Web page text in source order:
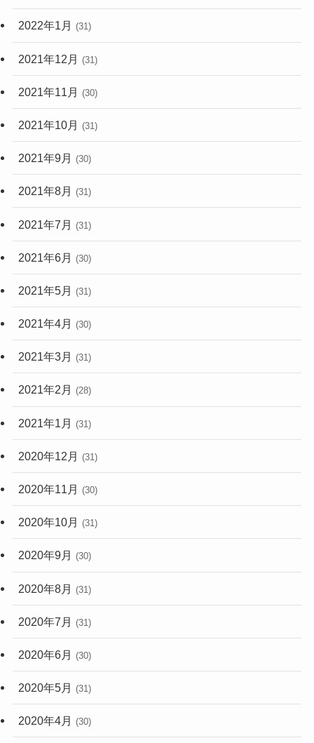
2022年1月 (31)
2021年12月 (31)
2021年11月 (30)
2021年10月 (31)
2021年9月 (30)
2021年8月 (31)
2021年7月 (31)
2021年6月 (30)
2021年5月 (31)
2021年4月 (30)
2021年3月 (31)
2021年2月 (28)
2021年1月 (31)
2020年12月 (31)
2020年11月 (30)
2020年10月 (31)
2020年9月 (30)
2020年8月 (31)
2020年7月 (31)
2020年6月 (30)
2020年5月 (31)
2020年4月 (30)